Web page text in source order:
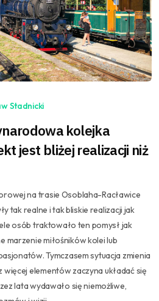
Stadnicki
kolejka
jest bliżej realizacji niż
na trasie Osoblaha-Racławice
tak realne i tak bliskie realizacji jak
osób traktowało ten pomysł jak
marzenie miłośników kolei lub
Tymczasem sytuacja zmienia
elementów zaczyna układać się
lata wydawało się niemożliwe,